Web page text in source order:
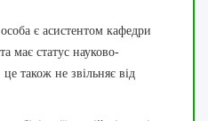
є асистентом кафедри
має статус науково-
також не звільняє від